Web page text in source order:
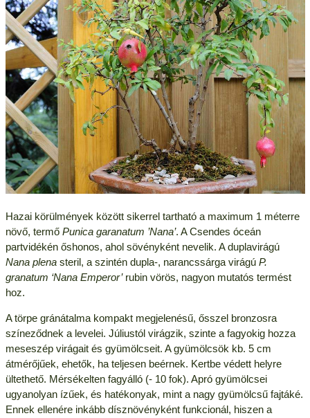
Hazai körülmények között sikerrel tartható a maximum 1 méterre
növő, termő Punica garanatum ’Nana’. A Csendes óceán
partvidékén őshonos, ahol sövényként nevelik. A duplavirágú
Nana plenasteril, a szintén dupla-, narancssárga virágú P.
granatum ‘Nana Emperor’rubin vörös, nagyon mutatós termést
hoz.
A törpe gránátalma kompakt megjelenésű, ősszel bronzosra
színeződnek a levelei. Júliustól virágzik, szinte a fagyokig hozza
meseszép virágait és gyümölcseit. A gyümölcsök kb. 5 cm
átmérőjűek, ehetők, ha teljesen beérnek. Kertbe védett helyre
ültethető. Mérsékelten fagyálló (- 10 fok). Apró gyümölcsei
ugyanolyan ízűek, és hatékonyak, mint a nagy gyümölcsű fajtáké.
Ennek ellenére inkább dísznövényként funkcionál, hiszen a